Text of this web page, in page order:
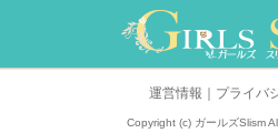
運営情報 プライバ
Copyright (c) ガールズSlism